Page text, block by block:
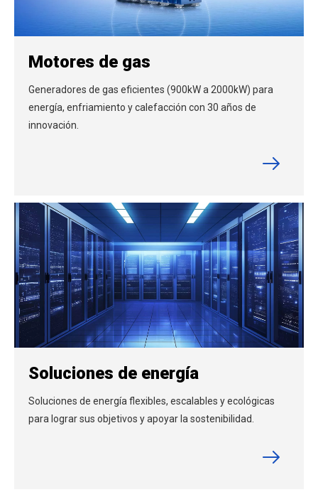
Motores de gas
Generadores de gas eficientes (900kW a 2000kW) para
energía, enfriamiento y calefacción con 30 años de
innovación.
Soluciones de energía
Soluciones de energía flexibles, escalables y ecológicas
para lograr sus objetivos y apoyar la sostenibilidad.